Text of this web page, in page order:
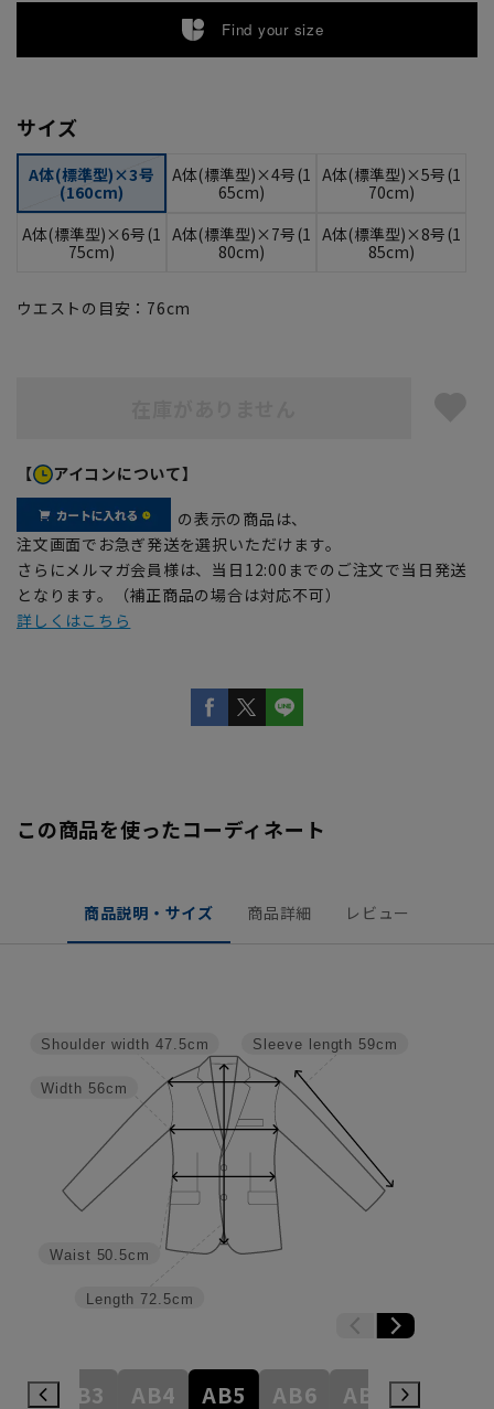
Find your size
サイズ
A体(標準型)×3号
(160cm)
A体(標準型)×4号(1
65cm)
A体(標準型)×5号(1
70cm)
A体(標準型)×6号(1
75cm)
A体(標準型)×7号(1
80cm)
A体(標準型)×8号(1
85cm)
ウエストの目安： 76cm
【 アイコンについて】
の表示の商品は、
注文画面でお急ぎ発送を選択いただけます。
さらにメルマガ会員様は、当日12:00までのご注文で当日発送
となります。（補正商品の場合は対応不可）
詳しくはこちら
この商品を使ったコーディネート
商品説明・サイズ 商品詳細 レビュー
Sleeve length 59cm
Length 72.5cm
Waist 50.5cm
Width 56cm
Shoulder width 47.5cm
A8 AB3 AB4 AB5 AB6 AB7 AB8